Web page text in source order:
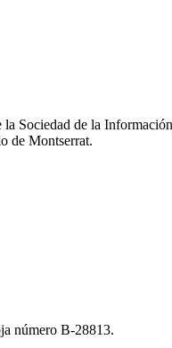
Sociedad de la
de Montserrat.
número B-28813.